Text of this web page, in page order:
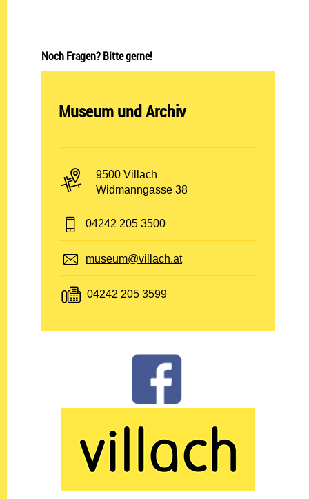
Noch Fragen? Bitte gerne!
Abteilung öffnen:
Museum und Archiv
PLZ und Ort:
9500 Villach
Adresse:
Widmanngasse 38
Telefon:
04242 205 3500
E-Mail:
museum@villach.at
Fax:
04242 205 3599